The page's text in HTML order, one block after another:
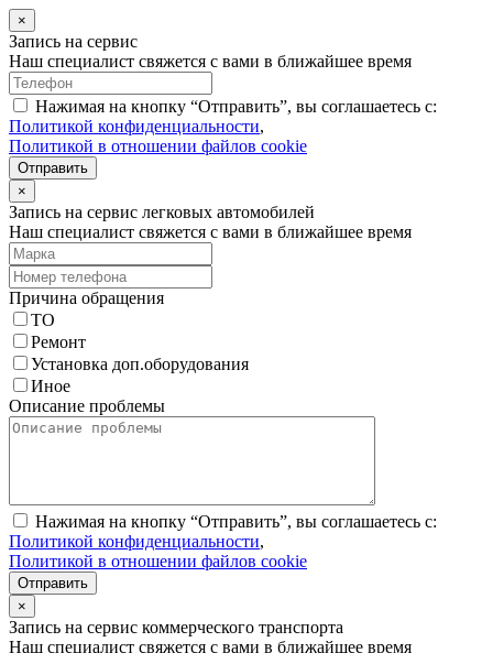
×
Запись на сервис
Наш специалист свяжется с вами в ближайшее время
Нажимая на кнопку “Отправить”, вы соглашаетесь с:
Политикой конфиденциальности,
Политикой в отношении файлов cookie
Отправить
×
Запись на сервис легковых автомобилей
Наш специалист свяжется с вами в ближайшее время
Причина обращения
ТО
Ремонт
Установка доп.оборудования
Иное
Описание проблемы
Нажимая на кнопку “Отправить”, вы соглашаетесь с:
Политикой конфиденциальности,
Политикой в отношении файлов cookie
Отправить
×
Запись на сервис коммерческого транспорта
Наш специалист свяжется с вами в ближайшее время